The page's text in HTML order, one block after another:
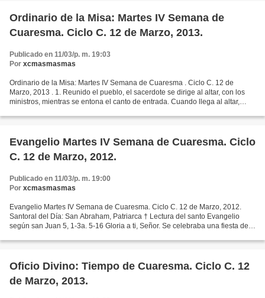
Ordinario de la Misa: Martes IV Semana de
Cuaresma. Ciclo C. 12 de Marzo, 2013.
Publicado en 11/03/p. m. 19:03
Por xcmasmasmas
Ordinario de la Misa: Martes IV Semana de Cuaresma . Ciclo C. 12 de
Marzo, 2013 . 1. Reunido el pueblo, el sacerdote se dirige al altar, con los
ministros, mientras se entona el canto de entrada. Cuando llega al altar,
Evangelio Martes IV Semana de Cuaresma. Ciclo
C. 12 de Marzo, 2012.
Publicado en 11/03/p. m. 19:00
Por xcmasmasmas
Evangelio Martes IV Semana de Cuaresma. Ciclo C. 12 de Marzo, 2012.
Santoral del Día: San Abraham, Patriarca † Lectura del santo Evangelio
según san Juan 5, 1-3a. 5-16 Gloria a ti, Señor. Se celebraba una fiesta de
Oficio Divino: Tiempo de Cuaresma. Ciclo C. 12
de Marzo, 2013.